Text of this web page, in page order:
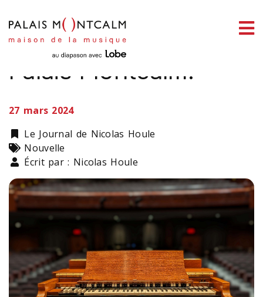
Un nouvel orgue au
Palais Montcalm!
27 mars 2024
Catégorie
Le Journal de Nicolas Houle
Types
Nouvelle
Écrit par : Nicolas Houle